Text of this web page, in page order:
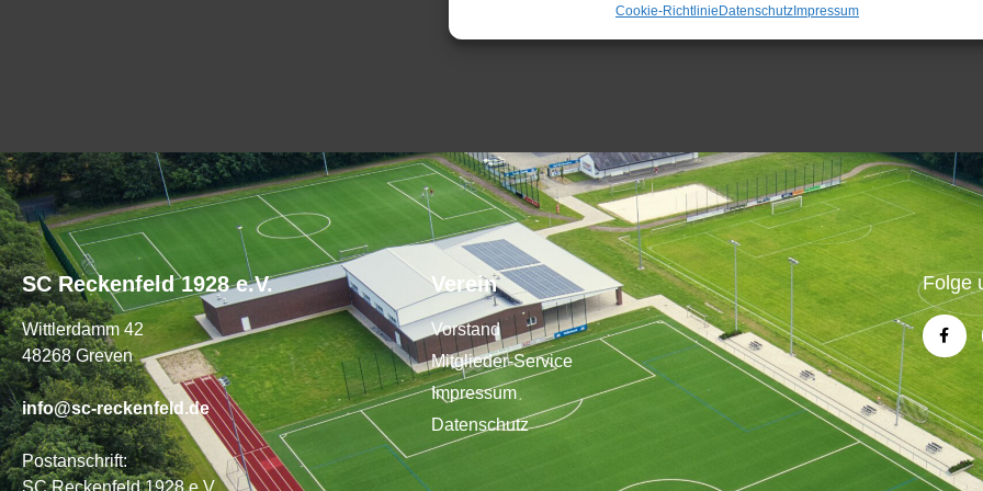
Cookie-Richtlinie DatenschutzImpressum
SC Reckenfeld 1928 e.V.
Wittlerdamm 42
48268 Greven
info@sc-reckenfeld.de
Postanschrift:
SC Reckenfeld 1928 e.V.
Verein
Vorstand
Mitglieder-Service
Impressum
Datenschutz
Folge